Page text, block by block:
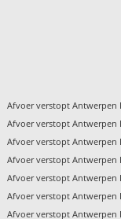
Afvoer verstopt Antwerpen
Afvoer verstopt Antwerpen
Afvoer verstopt
Afvoer verstopt Antwerpen
Afvoer verstopt Antwerpen
Afvoer verstopt Antwerpen
Afvoer verstopt Antwerpen